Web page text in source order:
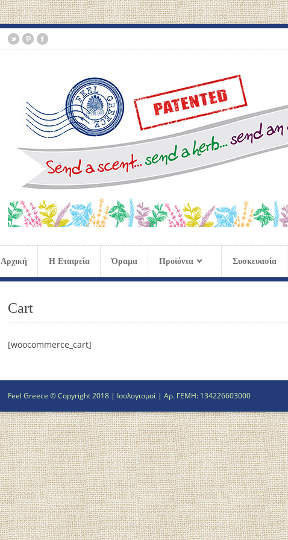
Αρχική Η Εταιρεία Όραμα Προϊόντα Συσκευασία
Cart
[woocommerce_cart]
Feel Greece © Copyright 2018 | Ισολογισμοί | Αρ. ΓΕΜΗ: 134226603000